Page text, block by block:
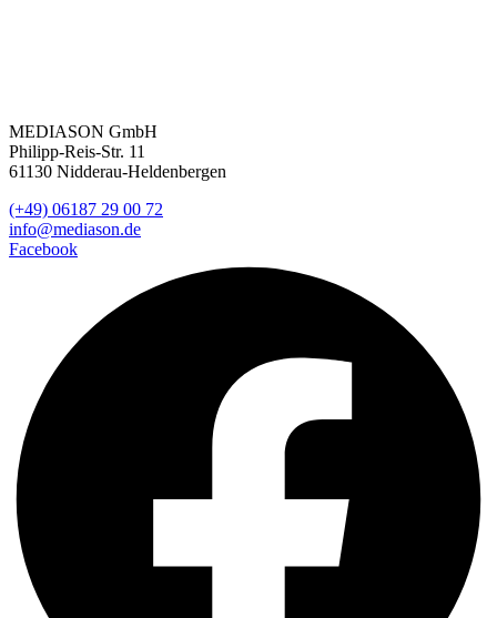
MEDIASON GmbH
Philipp-Reis-Str. 11
61130 Nidderau-Heldenbergen
(+49) 06187 29 00 72
info@mediason.de
Facebook